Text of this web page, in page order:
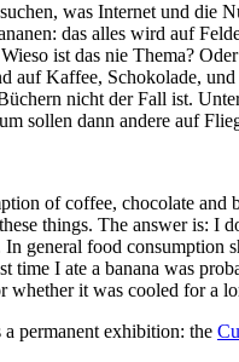
was Internet und die
das alles wird auf
ist das nie Thema?
auf Kaffee, Schokolade,
nicht der Fall ist.
sollen dann andere auf
of coffee, chocolate and
things. The answer is: I
general food
time I ate a banana was
whether it was cooled for a
permanent exhibition: the